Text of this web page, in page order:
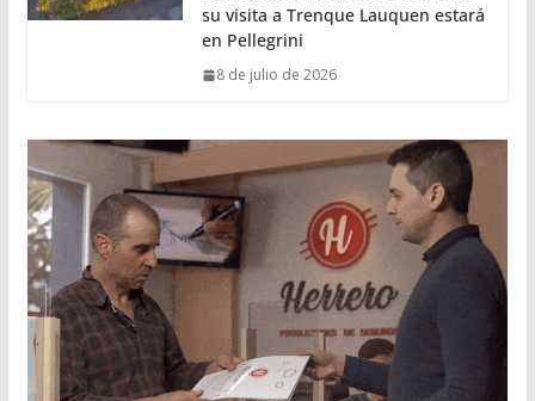
su visita a Trenque Lauquen estará
en Pellegrini
8 de julio de 2026